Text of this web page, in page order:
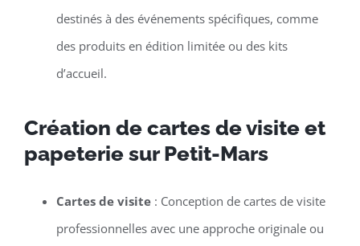
destinés à des événements spécifiques, comme
des produits en édition limitée ou des kits
d’accueil.
Création de cartes de visite et
papeterie sur Petit-Mars
Cartes de visite: Conception de cartes de visite
professionnelles avec une approche originale ou